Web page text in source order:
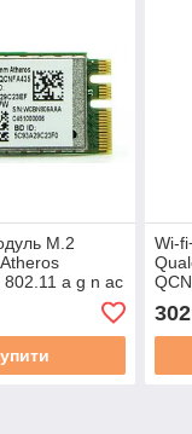
M.2
802.11 a g n ac
GHz/5GHz!
Wi-
302